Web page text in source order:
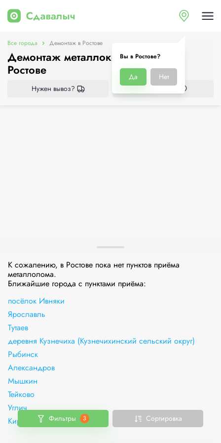
Вы в Ростове?
Да Нет
Все города Демонтаж в Ростове
Демонтаж металлоконструкций в
Ростове
Нужен вывоз? Все приёмки
К сожалению, в Ростове пока нет пунктов приёма
металлолома.
Ближайшие города с пунктами приёма:
посёлок Ивняки
Ярославль
Тутаев
деревня Кузнечиха (Кузнечихинский сельский округ)
Рыбинск
Александров
Мышкин
Тейково
Углич
Киржач
Фильтры 3 Сортировка